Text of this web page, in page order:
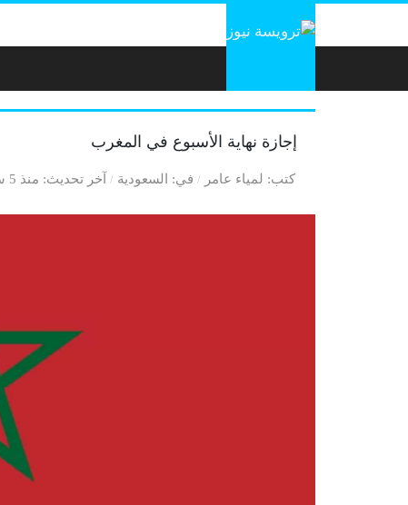
إجازة نهاية الأسبوع في المغرب
كتب لمياء عامر في السعودية آخر تحديث منذ 5 سنوات